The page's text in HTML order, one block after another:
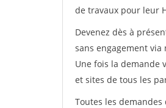
de travaux pour leur
Devenez dès à
sans engagement
Une fois la demande
et sites de tous les
Toutes les